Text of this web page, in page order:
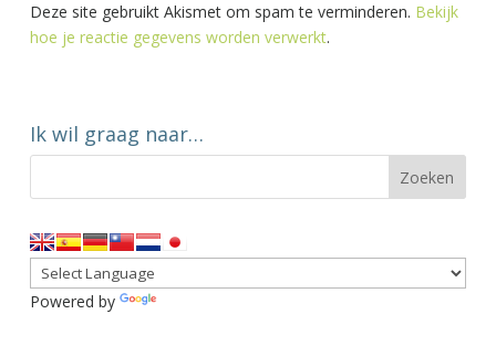
Deze site gebruikt Akismet om spam te verminderen. Bekijk
hoe je reactie gegevens worden verwerkt.
Ik wil graag naar…
Powered by